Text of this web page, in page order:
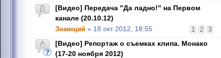
[Видео] Передача "Да ладно!" на Первом
канале (20.10.12)
1 2 3
Знающий » 18 окт 2012, 18:55
[Видео] Репортаж о съемках клипа. Монако
(17-20 ноября 2012)